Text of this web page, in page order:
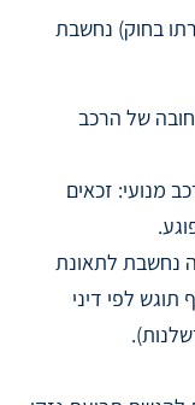
בחוק) נחשבת
של הרכב
מנועי: זכאים
נחשבת לתאונת
תוגש לפי דיני